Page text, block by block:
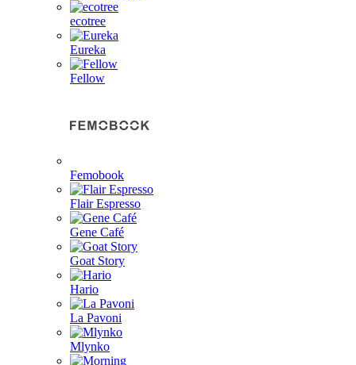
ecotree
Eureka
Fellow
Femobook
Flair Espresso
Gene Café
Goat Story
Hario
La Pavoni
Mlynko